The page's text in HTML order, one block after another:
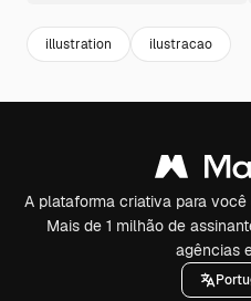
illustration ilustracao
A plataforma criativa para
Mais de 1 milhão de
agências